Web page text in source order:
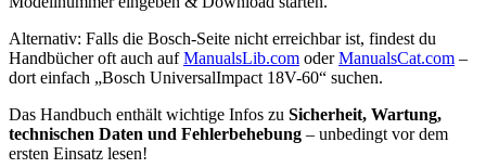
Alternativ: Falls die Bosch-Seite nicht erreichbar ist, findest du
Handbücher oft auch aufManualsLib.com oderManualsCat.com –
dort einfach „Bosch UniversalImpact 18V-60“ suchen.
Das Handbuch enthält wichtige Infos zu Sicherheit, Wartung,
technischen Daten und Fehlerbehebung – unbedingt vor dem
ersten Einsatz lesen!